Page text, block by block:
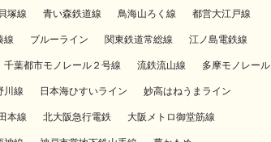
塚線 青い森鉄道線 鳥海山ろく線 都営大江戸線
線 ブルーライン 関東鉄道常総線 江ノ島電鉄線
千葉都市モノレール２号線 流鉄流山線 多摩モノレール
川線 日本海ひすいライン 妙高はねうまライン
本線 北大阪急行電鉄 大阪メトロ御堂筋線